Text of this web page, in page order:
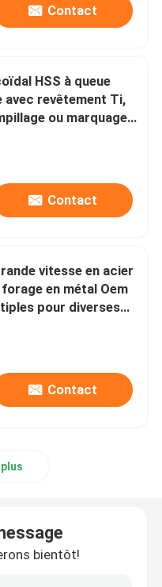
Contact
HSS à queue
avec revêtement Ti,
ou marquage
Contact
vitesse en acier
en métal Oem
pour diverses
Contact
bientôt!